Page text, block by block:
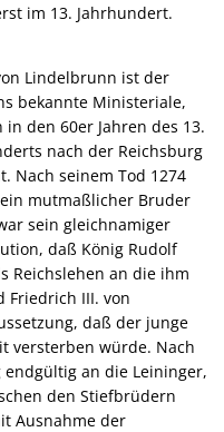
im 13. Jahrhundert.
Lindelbrunn ist der
bekannte Ministeriale,
in den 60er Jahren des 13.
nach der Reichsburg
Nach seinem Tod 1274
mutmaßlicher Bruder
sein gleichnamiger
daß König Rudolf
Reichslehen an die ihm
Friedrich III. von
daß der junge
versterben würde. Nach
endgültig an die Leininger,
den Stiefbrüdern
Ausnahme der